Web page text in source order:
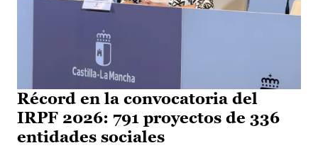
Récord en la convocatoria del
IRPF 2026: 791 proyectos de 336
entidades sociales